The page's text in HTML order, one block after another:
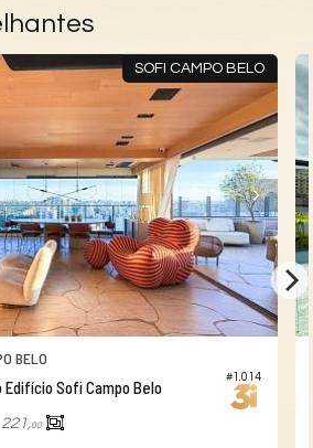
SOFI CAMPO BELO
#1.014
BELO
Sofi Campo Belo
221,00